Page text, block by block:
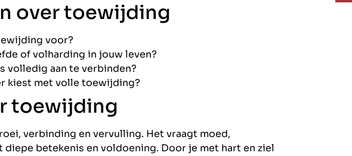
over toewijding
voor?
of volharding in jouw leven?
volledig aan te verbinden?
kiest met volle toewijding?
toewijding
verbinding en vervulling. Het vraagt moed,
diepe betekenis en voldoening. Door je met hart en ziel